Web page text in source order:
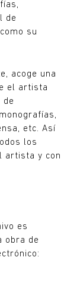
de
su
acoge una
el artista
de
etc. Así
los
artista y con
es
obra de